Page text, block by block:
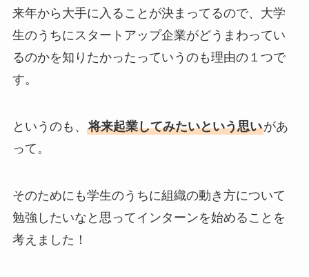
来年から大手に入ることが決まってるので、大学
生のうちにスタートアップ企業がどうまわってい
るのかを知りたかったっていうのも理由の１つで
す。
というのも、 将来起業してみたいという思いがあ
って。
そのためにも学生のうちに組織の動き方について
勉強したいなと思ってインターンを始めることを
考えました！